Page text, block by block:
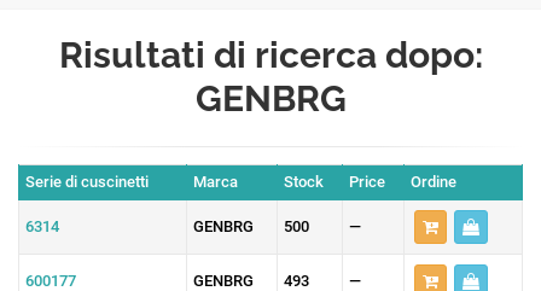
Risultati di ricerca dopo:
GENBRG
Serie di cuscinetti Marca Stock Price Ordine
6314 GENBRG 500 —
600177 GENBRG 493 —